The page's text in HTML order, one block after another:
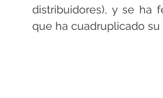
distribuidores), y se ha
que ha cuadruplicado